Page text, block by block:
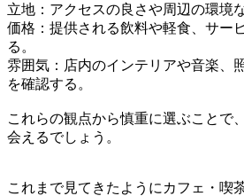
立地：アクセスの良さや周辺の環境
価格：提供される飲料や軽食、サー
る。
雰囲気：店内のインテリアや音楽、
を確認する。
これらの観点から慎重に選ぶことで
会えるでしょう。
これまで見てきたようにカフェ・喫